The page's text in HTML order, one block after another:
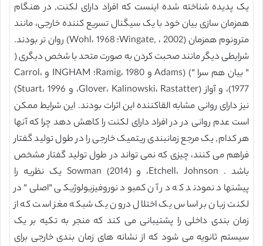
یک پدیده شناخته شده اینست که افراد دارای لکنت, در هنگام
همزمان سازی بیان خود با یک سیگنال تسریع کننده خارجی، مانند
مترونوم همزمان (Wingate, ، 2002؛ Wohl، 1968) روان تر بودند.
شرایطی دیگر مانند صحبت کردن به صورت متحد با شخص دیگری (
” بیان هم سرا ”) (Adams و Ramig، 1980؛ INGHAM و Carrol،
1977)، و آواز (Glover، Kalinowski، Rastatter، و Stuart، 1996)
نیز دارای روانی مشابه القاکننده این اثرات بودند. این شرایط ممکن
است عدم روانی در در افراد دارای لکنت را کاهش دهد چرا که آنها
هر کدام, یک مرجع زمانبندی ریتمیک خارجی را در طول تولید گفتار
فراهم می کنند، چیزی که نمی تواند در طول تولید گفتار مشخص
باشد . Etchell، Johnson، و Sowman (2014) یک نظریه را
پیشنهاد نمودند که در آن کمبود نوروفیزیولوژیکی ”اصلی” در
لکنت زبان بر اساس یک اختلال درون یک شبکه مغز است که از
زمان بندی داخلی را پشتیبانی می کند که منجر به تکیه بر یک
سیستم ثانویه می شود که از نشانه های زمان بندی خارجی برای